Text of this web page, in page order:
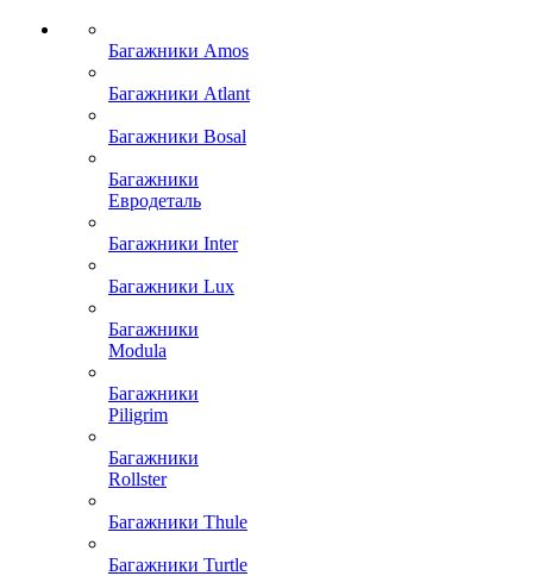
Багажники Amos
Багажники Atlant
Багажники Bosal
Багажники
Евродеталь
Багажники Inter
Багажники Lux
Багажники
Modula
Багажники
Piligrim
Багажники
Rollster
Багажники Thule
Багажники Turtle